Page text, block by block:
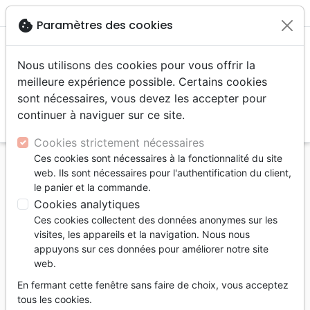
menu
Accueil Musique Gospel, Soul
Gospel, Soul
Filtrer tune
MP3
cookie Paramètres des cookies
Nous utilisons des cookies pour vous offrir la
meilleure expérience possible. Certains cookies
sont nécessaires, vous devez les accepter pour
continuer à naviguer sur ce site.
Cookies strictement nécessaires
Ces cookies sont nécessaires à la fonctionnalité du site
web. Ils sont nécessaires pour l'authentification du client,
le panier et la commande.
Cookies analytiques
Ces cookies collectent des données anonymes sur les
visites, les appareils et la navigation. Nous nous
appuyons sur ces données pour améliorer notre site
web.
En fermant cette fenêtre sans faire de choix, vous acceptez
tous les cookies.